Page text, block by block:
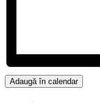
Adaugă în calendar